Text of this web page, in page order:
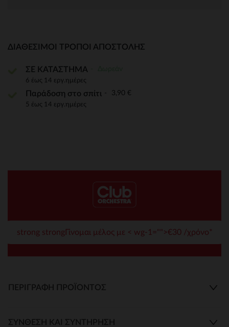
ΔΙΑΘΈΣΙΜΟΙ ΤΡΌΠΟΙ ΑΠΟΣΤΟΛΉΣ
ΣΕ ΚΑΤΑΣΤΗΜΑ
6 έως 14 εργ.ημέρες
Παράδοση στο σπίτι 3,90 €
5 έως 14 εργ.ημέρες
strong strongΓίνομαι μέλος με < wg-1="">€30 /χρόνο*
ΠΕΡΙΓΡΑΦΉ ΠΡΟΪΌΝΤΟΣ
ΣΎΝΘΕΣΗ ΚΑΙ ΣΥΝΤΉΡΗΣΗ